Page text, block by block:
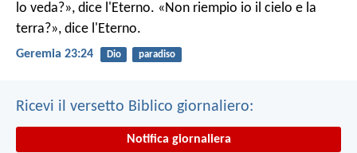
lo veda?», dice l'Eterno. «Non riempio io il cielo e la
terra?», dice l'Eterno.
Geremia 23:24 Dio paradiso
Ricevi il versetto Biblico giornaliero:
Notifica giornaliera